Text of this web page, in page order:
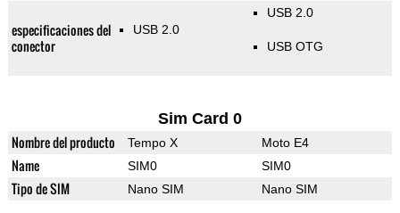
especificaciones del
conector
USB 2.0
USB 2.0
USB OTG
Sim Card 0
Nombre del producto Tempo X Moto E4
Name SIM0 SIM0
Tipo de SIM Nano SIM Nano SIM